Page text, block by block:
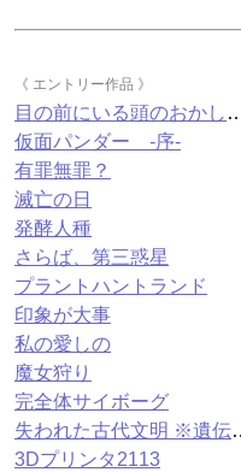
《 エントリー作品 》
目の前にいる頭のおかしな男のことをい
仮面パンダー -序-
有罪無罪？
滅亡の日
発酵人種
さらば、第三惑星
プラントハントランド
印象が大事
私の愛しの
魔女狩り
完全体サイボーグ
失われた古
3Dプリンタ2113
せ……。
おやすみなさいませませ！
◆『失われた古代文明 ※遺伝子組
み換えでない』にコメント
◆『仮面パンダー -序-』
ント
2013.10.27 12:15
ﾟ.+° ﾟ+.ﾟ *+:｡.｡ ｡.
※ 作品のネタバレを含む
［
◆『滅亡の日』
ﾟ.+° ﾟ+.ﾟ *+:｡.｡ ｡.
※ 作品のネタバレを含む
［ コメントを表示